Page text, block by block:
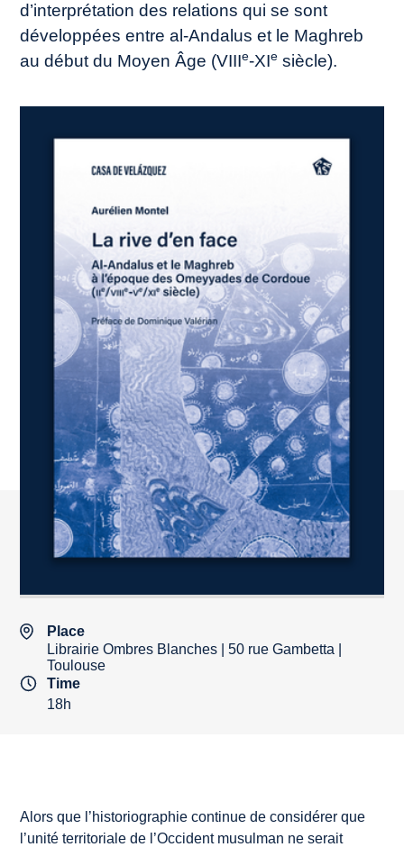
d’interprétation des relations qui se sont
développées entre al-Andalus et le Maghreb
au début du Moyen Âge (VIIIe-XIe siècle).
Place
Librairie Ombres Blanches | 50 rue Gambetta |
Toulouse
Time
18h
Alors que l’historiographie continue de considérer que
l’unité territoriale de l’Occident musulman ne serait